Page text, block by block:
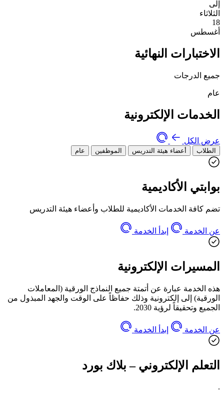
إلى
الثلاثاء
18
أغسطس
الاختبارات النهائية
جميع الدرجات
عام
الخدمات الإلكترونية
عرض الكل
الطلاب أعضاء هيئة التدريس الموظفين عام
بوابتي الأكاديمية
تضم كافة الخدمات الأكاديمية للطلاب وأعضاء هيئة التدريس
عن الخدمة إبدأ الخدمة
المسيرات الإلكترونية
هذه الخدمة عبارة عن أتمتة جميع النماذج الورقية (المعاملات
الورقية) إلى إلكترونية وذلك حفاظاً على الوقت والجهد المبذول من
الجميع وتحقيقاً لرؤية 2030.
عن الخدمة إبدأ الخدمة
التعلم الإلكتروني – بلاك بورد
.